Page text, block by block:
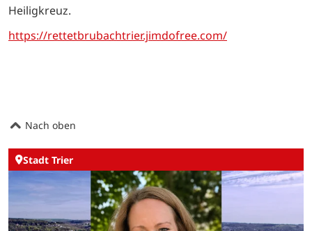
Heiligkreuz.
https://rettetbrubachtrier.jimdofree.com/
Nach oben
Stadt Trier